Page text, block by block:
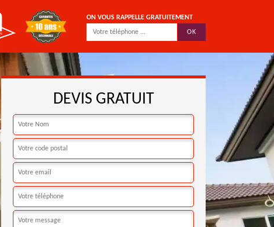
ON VOUS RAPPELLE GRATUITEMENT
DEVIS GRATUIT